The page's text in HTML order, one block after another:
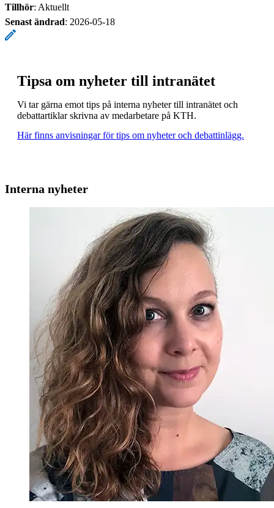
Tillhör: Aktuellt
Senast ändrad: 2026-05-18
Tipsa om nyheter till intranätet
Vi tar gärna emot tips på interna nyheter till intranätet och
debattartiklar skrivna av medarbetare på KTH.
Här finns anvisningar för tips om nyheter och debattinlägg.
Interna nyheter